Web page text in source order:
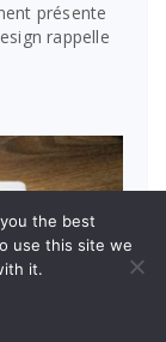
présente
rappelle
the best
use this site we
it.